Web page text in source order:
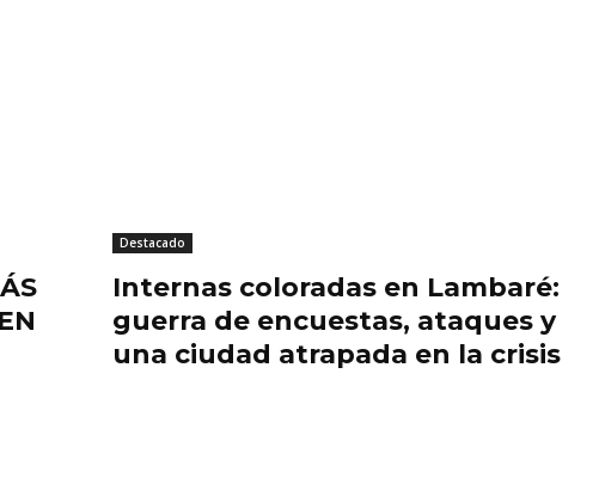
Destacado
Internas coloradas en Lambaré:
guerra de encuestas, ataques y
una ciudad atrapada en la crisis